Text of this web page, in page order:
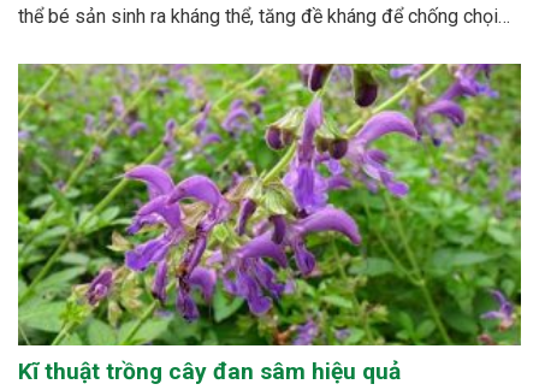
thể bé sản sinh ra kháng thể, tăng đề kháng để chống chọi
Kĩ thuật trồng cây đan sâm hiệu quả